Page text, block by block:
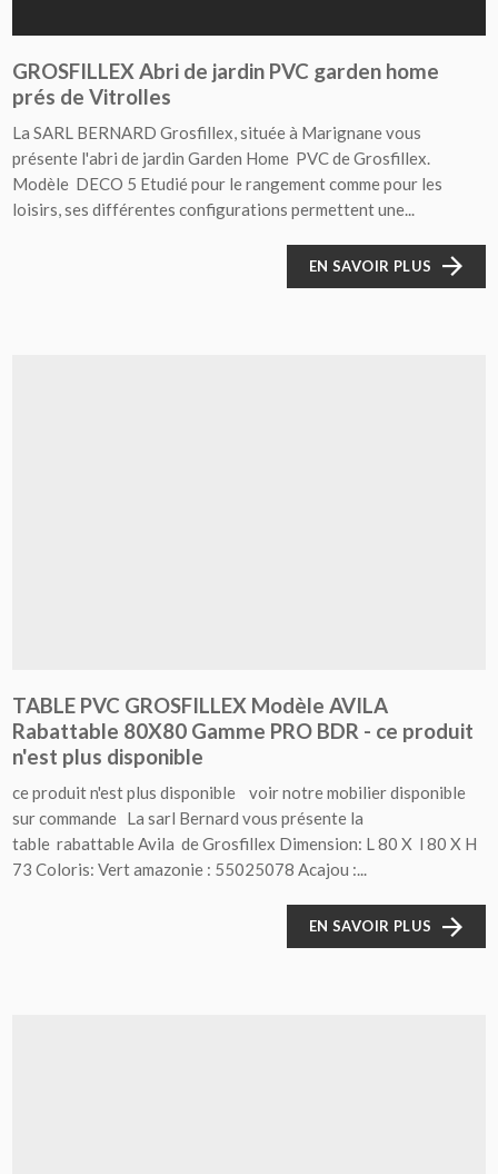
GROSFILLEX Abri de jardin PVC garden home
prés de Vitrolles
La SARL BERNARD Grosfillex, située à Marignane vous
présente l'abri de jardin Garden Home PVC de Grosfillex.
Modèle DECO 5 Etudié pour le rangement comme pour les
loisirs, ses différentes configurations permettent une...
EN SAVOIR PLUS
TABLE PVC GROSFILLEX Modèle AVILA
Rabattable 80X80 Gamme PRO BDR - ce produit
n'est plus disponible
ce produit n'est plus disponible voir notre mobilier disponible
sur commande La sarl Bernard vous présente la
table rabattable Avila de Grosfillex Dimension: L 80 X l 80 X H
73 Coloris: Vert amazonie : 55025078 Acajou :...
EN SAVOIR PLUS